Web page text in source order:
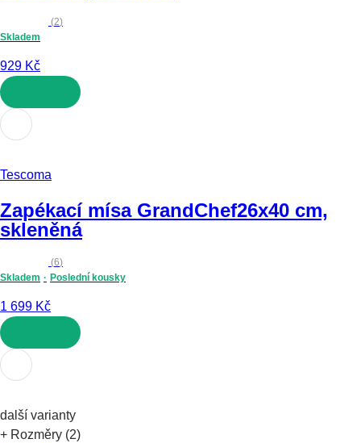
(2)
Skladem
929 Kč
DO KOŠÍKU
Tescoma
Zapékací mísa GrandChef26x40 cm,
skleněná
(6)
Skladem
Poslední kousky
1 699 Kč
DO KOŠÍKU
další varianty
+ Rozměry (2)